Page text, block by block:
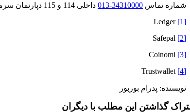
شماره تماس 34310000-013
داخلی 114 و 115 دپارتمان سرمایه­گذاری در بازارهای مالی
[1]
Ledger
[2]
[3]
[4]
نویسنده: پدرام بوربور
گذاشتن این مطلب با دیگران